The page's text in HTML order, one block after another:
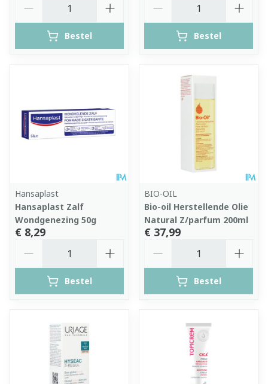
Bestel Bestel
Hansaplast
Hansaplast Zalf
Wondgenezing 50g
€ 8,29
Bestel
BIO-OIL
Bio-oil Herstellende Olie
Natural Z/parfum 200ml
€ 37,99
Bestel